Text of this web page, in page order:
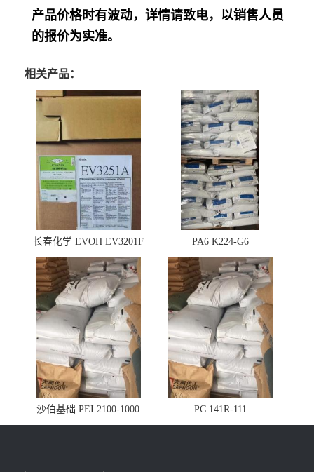
产品价格时有波动，详情请致电，以销售人员
的报价为实准。
相关产品：
长春化学 EVOH EV3201F PA6 K224-G6
沙伯基础 PEI 2100-1000 PC 141R-111